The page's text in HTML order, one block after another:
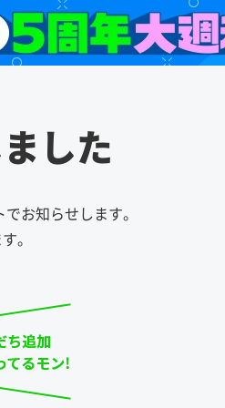
した
お知らせします。
。